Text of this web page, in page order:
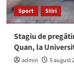
Sport Stiri
Stagiu de
Quan, la
admin 5 august